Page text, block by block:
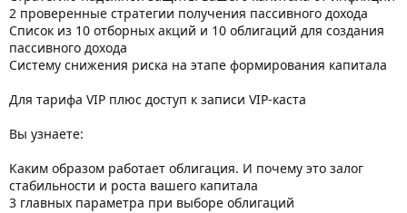
2 проверенные стратегии получения пассивного дохода
Список из 10 отборных акций и 10 облигаций для создания
пассивного дохода
Систему снижения риска на этапе формирования капитала
Для тарифа VIP плюс доступ к записи VIP-каста
Вы узнаете:
Каким образом работает облигация. И почему это залог
стабильности и роста вашего капитала
3 главных параметра при выборе облигаций